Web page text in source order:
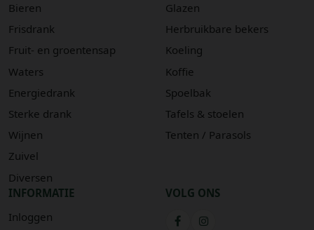
Bieren
Frisdrank
Fruit- en groentensap
Waters
Energiedrank
Sterke drank
Wijnen
Zuivel
Diversen
Glazen
Herbruikbare bekers
Koeling
Koffie
Spoelbak
Tafels & stoelen
Tenten / Parasols
INFORMATIE
Inloggen
VOLG ONS